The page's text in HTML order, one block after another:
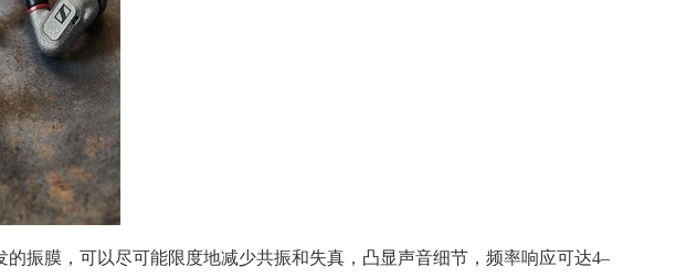
膜，可以尽可能限度地减少共振和失真，凸显声音细节，频率响应可达4–